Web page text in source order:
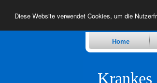
Diese Website verwendet Cookies, um die
Home
Krankes